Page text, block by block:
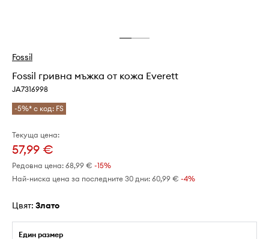
Fossil
Fossil гривна мъжка от кожа Everett
JA7316998
-5%* с код: FS
Текуща цена:
57,99 €
Редовна цена: 68,99 € -15%
Най-ниска цена за последните 30 дни: 60,99 € -4%
Цвят: злато
Един размер